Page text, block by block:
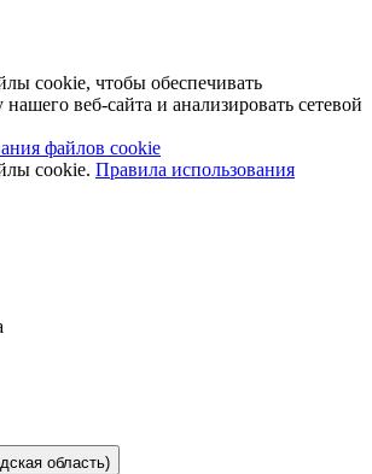
cookie, чтобы обеспечивать
веб-сайта и анализировать сетевой
файлов cookie
cookie. Правила использования
область)